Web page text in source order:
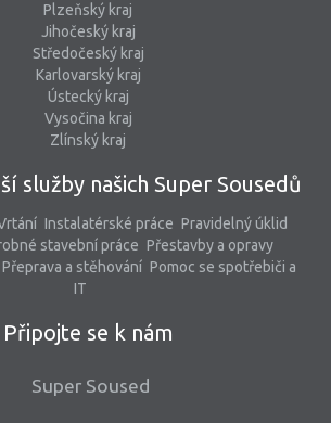
Plzeňský kraj
Jihočeský kraj
Středočeský kraj
Karlovarský kraj
Ústecký kraj
Vysočina kraj
Zlínský kraj
služby našich Super Sousedů
Instalatérské práce Pravidelný úklid
stavební práce Přestavby a opravy
Přeprava a stěhování Pomoc se spotřebiči a
IT
Připojte se k nám
Super Soused